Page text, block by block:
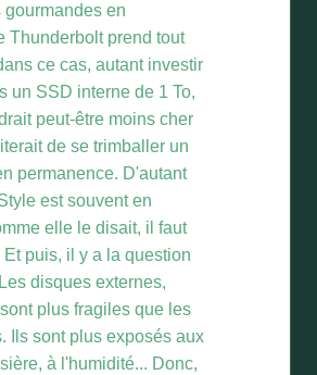
en
Thunderbolt prend tout
ce cas, autant investir
un SSD interne de 1 To,
peut-être moins cher
de se trimballer un
permanence. D'autant
est souvent en
elle le disait, il faut
puis, il y a la question
disques externes,
plus fragiles que les
Ils sont plus exposés aux
à l'humidité... Donc,